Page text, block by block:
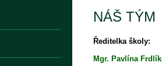
NÁŠ TÝM
Ředitelka školy:
Mgr. Pavlína